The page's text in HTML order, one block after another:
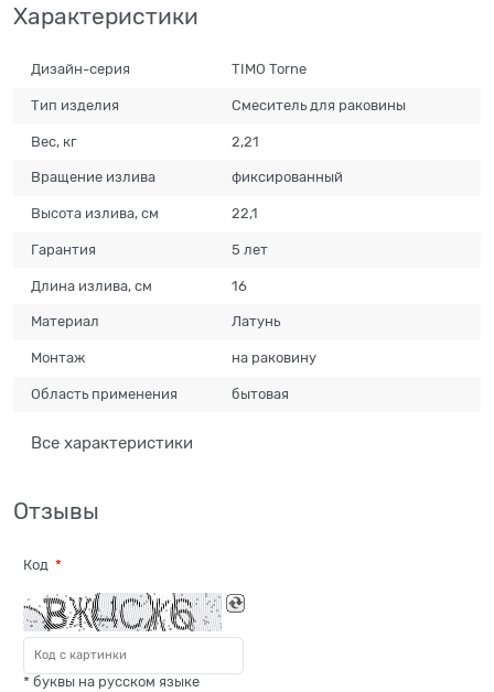
Характеристики
Дизайн-серия TIMO Torne
Тип изделия Смеситель для раковины
Вес, кг 2,21
Вращение излива фиксированный
Высота излива, см 22,1
Гарантия 5 лет
Длина излива, см 16
Материал Латунь
Монтаж на раковину
Область применения бытовая
Все характеристики
Отзывы
Код
* буквы на русском языке